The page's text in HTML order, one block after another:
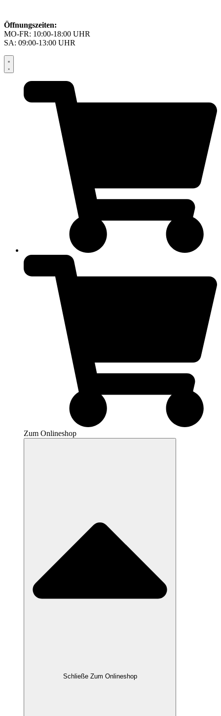
Öffnungszeiten:
MO-FR: 10:00-18:00 UHR
SA: 09:00-13:00 UHR
Zum Onlineshop
Schließe Zum Onlineshop